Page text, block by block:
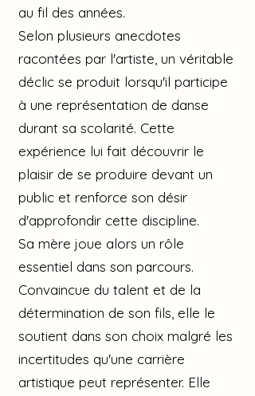
au fil des années.
Selon plusieurs anecdotes
racontées par l'artiste, un véritable
déclic se produit lorsqu'il participe
à une représentation de danse
durant sa scolarité. Cette
expérience lui fait découvrir le
plaisir de se produire devant un
public et renforce son désir
d'approfondir cette discipline.
Sa mère joue alors un rôle
essentiel dans son parcours.
Convaincue du talent et de la
détermination de son fils, elle le
soutient dans son choix malgré les
incertitudes qu'une carrière
artistique peut représenter. Elle